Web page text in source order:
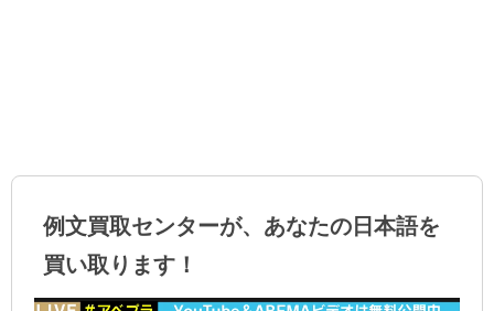
例文買取センターが、あなたの日本語を
買い取ります！